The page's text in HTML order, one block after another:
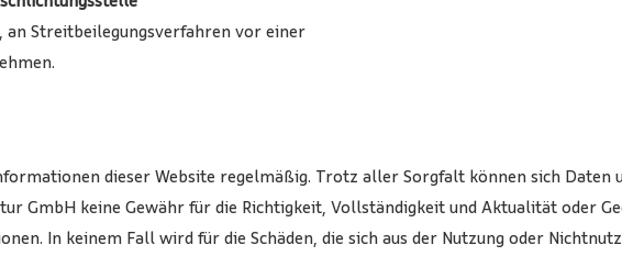
Streitbeilegungsverfahren vor einer
dieser Website regelmäßig. Trotz aller Sorgfalt können sich
GmbH keine Gewähr für die Richtigkeit, Vollständigkeit und Aktualität oder
In keinem Fall wird für die Schäden, die sich aus der Nutzung oder